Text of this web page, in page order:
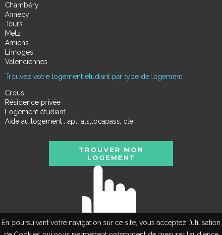
En poursuivant votre navigation sur ce site, vous acceptez l’utilisation
Chambéry
Annecy
Tours
Metz
Amiens
Limoges
Valenciennes
Trouvez votre logement étudiant par type de logement
Crous
Résidence privée
Logement étudiant
Aide au logement : apl, als,locapass, cle
TROUVER MON
LOGEMENT